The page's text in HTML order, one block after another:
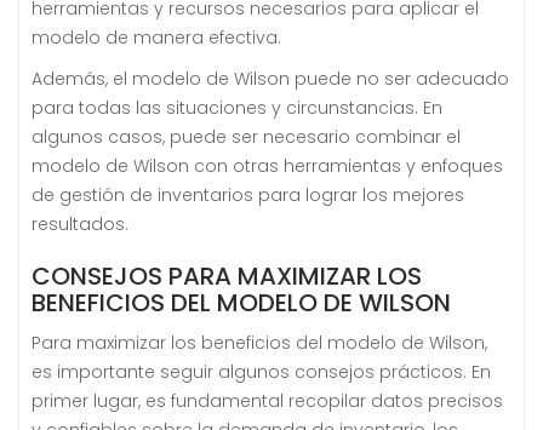
herramientas y recursos necesarios para aplicar el
modelo de manera efectiva.
Además, el modelo de Wilson puede no ser adecuado
para todas las situaciones y circunstancias. En
algunos casos, puede ser necesario combinar el
modelo de Wilson con otras herramientas y enfoques
de gestión de inventarios para lograr los mejores
resultados.
CONSEJOS PARA MAXIMIZAR LOS
BENEFICIOS DEL MODELO DE WILSON
Para maximizar los beneficios del modelo de Wilson,
es importante seguir algunos consejos prácticos. En
primer lugar, es fundamental recopilar datos precisos